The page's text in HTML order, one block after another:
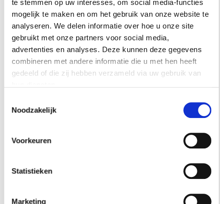
te stemmen op uw interesses, om social media-functies
mogelijk te maken en om het gebruik van onze website te
analyseren. We delen informatie over hoe u onze site
gebruikt met onze partners voor social media,
advertenties en analyses. Deze kunnen deze gegevens
combineren met andere informatie die u met hen heeft
gedeeld of die zij hebben verzameld via uw gebruik van
Noodzakelijk
Voorkeuren
Statistieken
Marketing
De bank en tafel werden op maat gemaakt door David Rijks
van designedbydavid.com en gecombineerd met Wishbone
chairs van Hans Wegner. Op de muur Calamine van Farrow &
Ball gecombineerd met een gele stof van Casamance.